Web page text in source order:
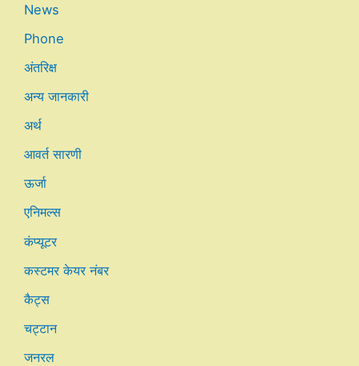
News
Phone
अंतरिक्ष
अन्य जानकारी
अर्थ
आवर्त सारणी
ऊर्जा
एनिमल्स
कंप्यूटर
कस्टमर केयर नंबर
कैट्स
चट्टान
जनरल